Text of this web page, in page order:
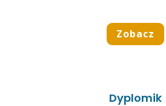
Zobacz
Dyplomik